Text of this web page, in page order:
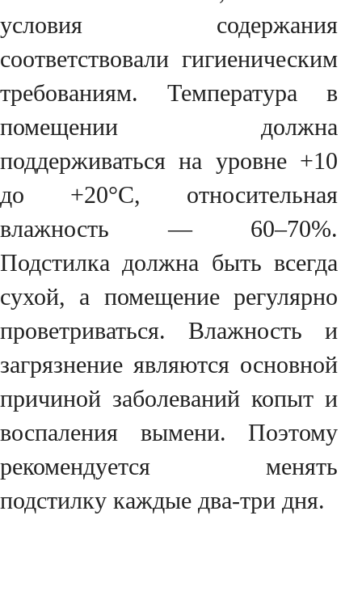
условия содержания
соответствовали гигиеническим
требованиям. Температура в
помещении должна
поддерживаться на уровне +10
до +20°C, относительная
влажность — 60–70%.
Подстилка должна быть всегда
сухой, а помещение регулярно
проветриваться. Влажность и
загрязнение являются основной
причиной заболеваний копыт и
воспаления вымени. Поэтому
рекомендуется менять
подстилку каждые два-три дня.